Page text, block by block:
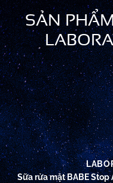
SẢN
Sữa rửa mặt BABE